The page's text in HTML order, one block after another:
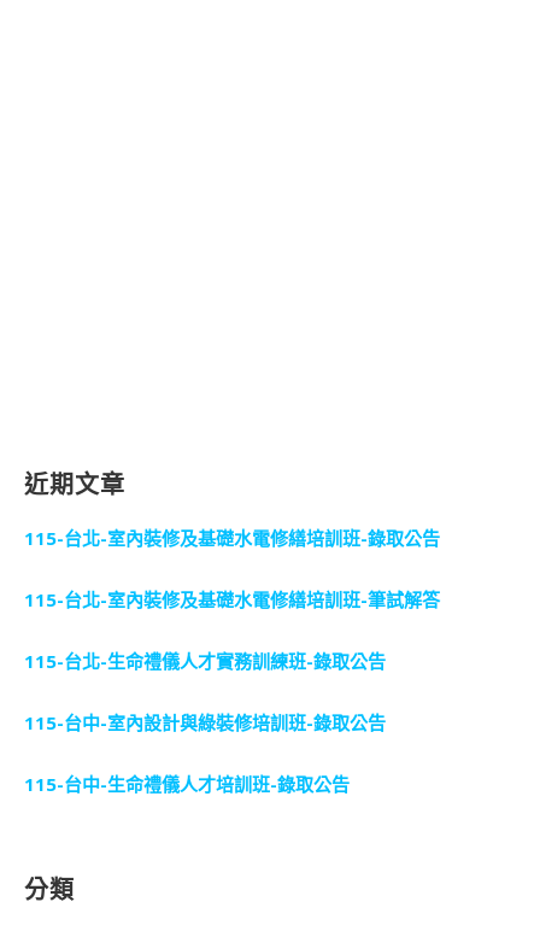
近期文章
115-台北-室內裝修及基礎水電修繕培訓班-錄取公告
115-台北-室內裝修及基礎水電修繕培訓班-筆試解答
115-台北-生命禮儀人才實務訓練班-錄取公告
115-台中-室內設計與綠裝修培訓班-錄取公告
115-台中-生命禮儀人才培訓班-錄取公告
分類